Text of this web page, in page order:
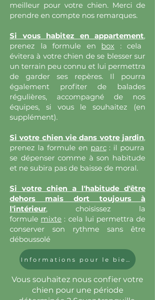
meilleur pour votre chien. Merci de
prendre en compte nos remarques.
Si vous habitez en appartement,
prenez la formule en box : cela
évitera à votre chien de se blesser sur
un terrain peu connu et lui permettra
de garder ses repères. Il pourra
également profiter de balades
régulières, accompagné de nos
équipes, si vous le souhaitez (en
supplément).
Si votre chien vie dans votre jardin,
prenez la formule en parc: il pourra
se dépenser comme à son habitude
et ne subira pas de baisse de moral.
Si votre chien a l'habitude d'être
dehors mais dort toujours à
l'intérieur, choisissez la
formule mixte : cela lui permettra de
conserver son rythme sans être
déboussolé
Informations pour le bien-être de votre animal !
Vous souhaitez nous confier votre
chien pour une période